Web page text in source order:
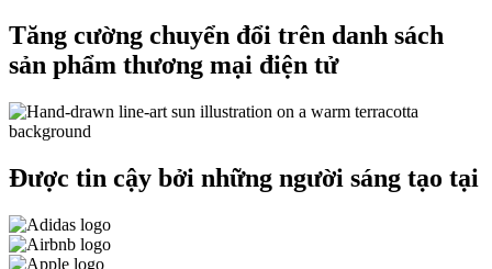
Tăng cường chuyển đổi trên danh sách
sản phẩm thương mại điện tử
Được tin cậy bởi những người sáng tạo tại